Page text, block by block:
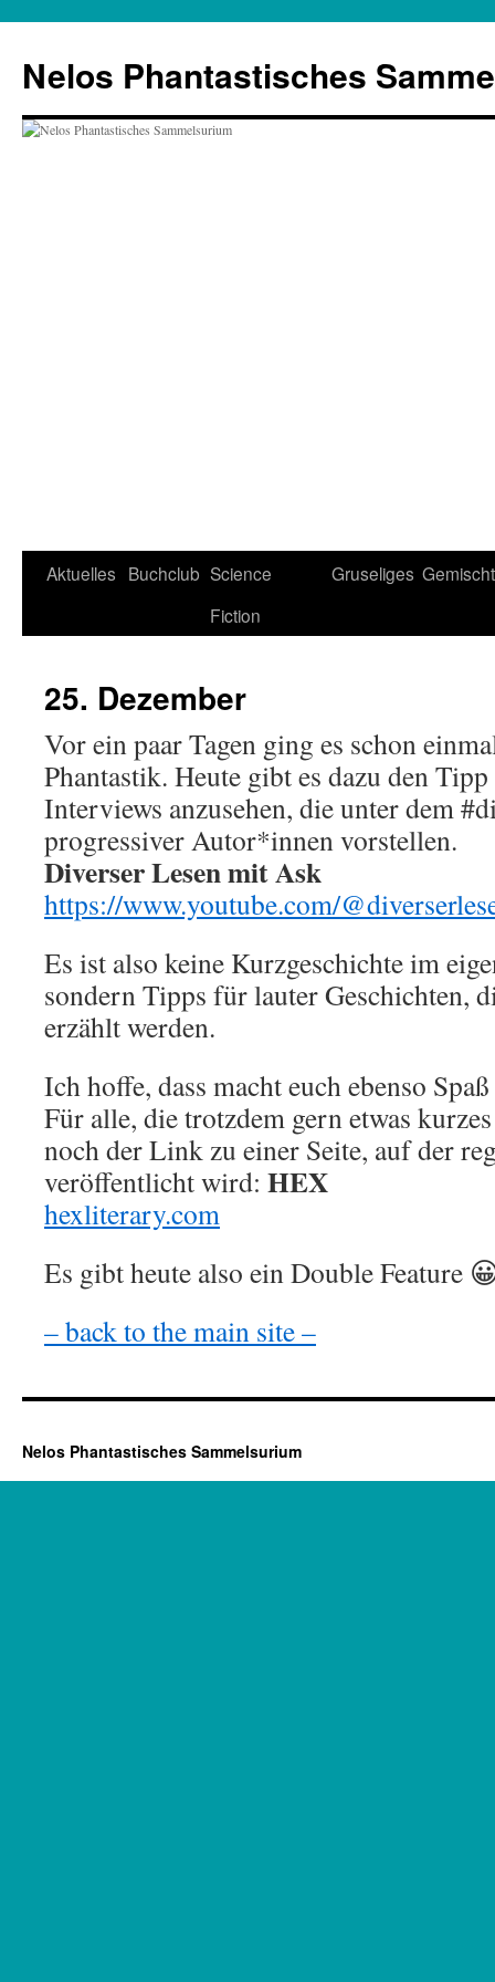
springen
Nelos Phantastisches
Aktuelles Buchclub Science
Fiction
Gruseliges
25. Dezember
Vor ein paar Tagen ging es schon
Phantastik. Heute gibt es dazu den
Interviews anzusehen, die unter dem
progressiver Autor*innen vorstellen.
Diverser Lesen mit Ask
https://www.youtube.com/
Es ist also keine Kurzgeschichte im
sondern Tipps für lauter Geschichten,
erzählt werden.
Ich hoffe, dass macht euch ebenso
Für alle, die trotzdem gern etwas
noch der Link zu einer Seite, auf der
veröffentlicht wird: HEX
hexliterary.com
Es gibt heute also ein Double Feature
– back to the main site –
Nelos Phantastisches Sammelsurium